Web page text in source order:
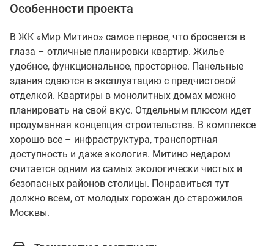
Особенности проекта
В ЖК «Мир Митино» самое первое, что бросается в
глаза – отличные планировки квартир. Жилье
удобное, функциональное, просторное. Панельные
здания сдаются в эксплуатацию с предчистовой
отделкой. Квартиры в монолитных домах можно
планировать на свой вкус. Отдельным плюсом идет
продуманная концепция строительства. В комплексе
хорошо все – инфраструктура, транспортная
доступность и даже экология. Митино недаром
считается одним из самых экологически чистых и
безопасных районов столицы. Понравиться тут
должно всем, от молодых горожан до старожилов
Москвы.